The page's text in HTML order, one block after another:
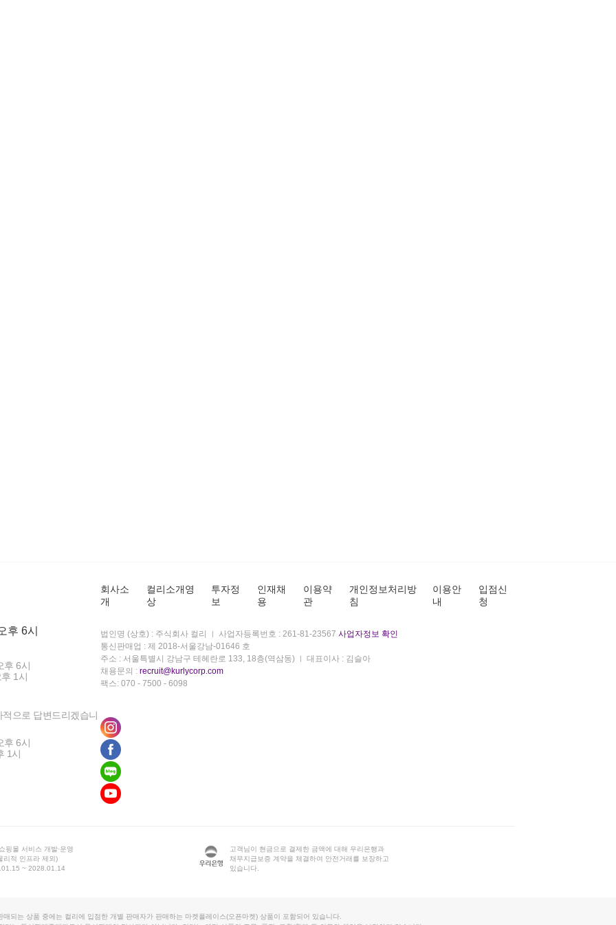
후 6시
후 6시
1시
으로 답변드리겠습니
후 6시
1시
회사소
개
컬리소개영
상
투자정
보
인재채
용
이용약
관
개인정보처리방
침
이용안
내
입점신
청
법인명 (상호) : 주식회사 컬리 사업자등록번호 : 261-81-23567 사업자정보 확인
통신판매업 : 제 2018-서울강남-01646 호
주소 : 서울특별시 강남구 테헤란로 133, 18층(역삼동)
대표이사 : 김슬아
채용문의 : recruit@kurlycorp.com
팩스: 070 - 7500 - 6098
핑몰 서비스 개발·운영
리적 인프라 제외)
~ 2028.01.14
고객님이 현금으로 결제한 금액에 대해 우리은행과
채무지급보증 계약을 체결하여 안전거래를 보장하고
있습니다.
매되는 상품 중에는 컬리에 입점한 개별 판매자가 판매하는 마켓플레이스(오픈마켓) 상품이 포함되어 있습니다.